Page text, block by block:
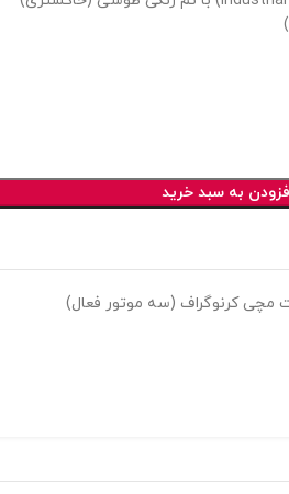
به سبد خرید
مچی کرنوگراف (سه موتور فعال)